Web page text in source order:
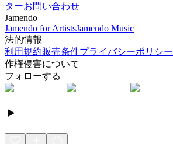
ターお問い合わせ
Jamendo
Jamendo for ArtistsJamendo Music
法的情報
利用規約販売条件プライバシーポリシー
作権侵害について
フォローする